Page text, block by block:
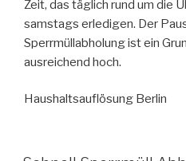
Zeit, das täglich rund um die
samstags erledigen. Der
Sperrmüllabholung ist ein
ausreichend hoch.
Haushaltsauflösung Berlin
VERÖFFENTLICHT